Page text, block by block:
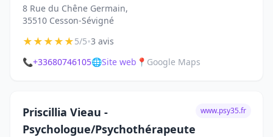
8 Rue du Chêne Germain,
35510 Cesson-Sévigné
★★★★★5/5•3 avis
📞+33680746105🌐Site web 📍 Google Maps
Priscillia Vieau -
Psychologue/Psychothérapeute
www.psy35.fr